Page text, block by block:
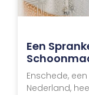
Een
Enschede,
Nederland,